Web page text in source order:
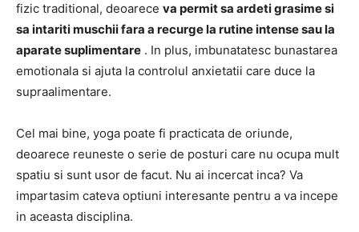
fizic traditional, deoarece va permit sa ardeti grasime si
sa intariti muschii fara a recurge la rutine intense sau la
aparate suplimentare . In plus, imbunatatesc bunastarea
emotionala si ajuta la controlul anxietatii care duce la
supraalimentare.
Cel mai bine, yoga poate fi practicata de oriunde,
deoarece reuneste o serie de posturi care nu ocupa mult
spatiu si sunt usor de facut. Nu ai incercat inca? Va
impartasim cateva optiuni interesante pentru a va incepe
in aceasta disciplina.